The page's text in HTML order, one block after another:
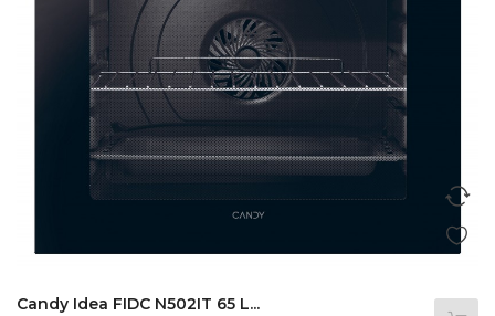
Candy Idea FIDC N502IT 65 L...